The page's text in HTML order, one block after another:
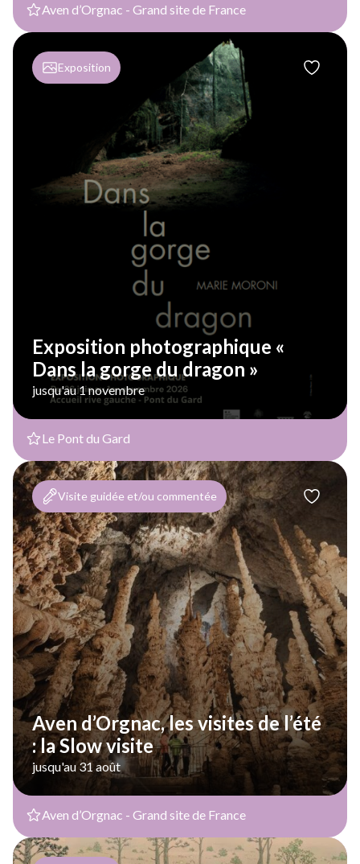
Aven d’Orgnac - Grand site de France
Exposition photographique «
Dans la gorge du dragon »
jusqu'au 1 novembre
Exposition
Le Pont du Gard
Aven d’Orgnac, les visites de l’été
: la Slow visite
jusqu'au 31 août
Visite guidée et/ou commentée
Aven d’Orgnac - Grand site de France